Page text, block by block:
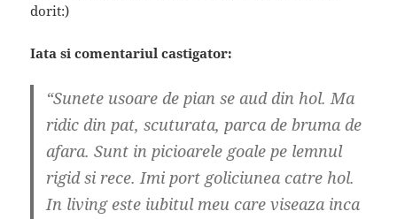
dorit:)
Iata si comentariul castigator:
“Sunete usoare de pian se aud din hol. Ma
ridic din pat, scuturata, parca de bruma de
afara. Sunt in picioarele goale pe lemnul
rigid si rece. Imi port goliciunea catre hol.
In living este iubitul meu care viseaza inca